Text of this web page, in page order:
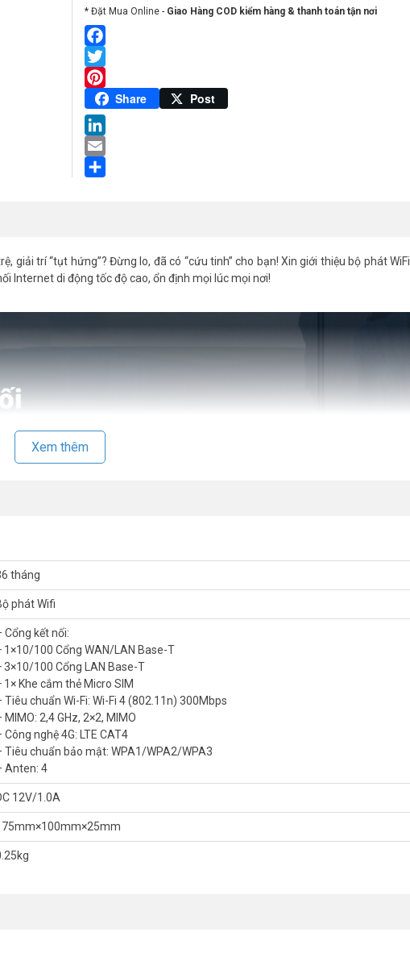
* Đặt Mua Online - Giao Hàng COD kiểm hàng & thanh toán tận nơi
Facebook
Twitter
Pinterest
Share Post
LinkedIn
Email
giải trí “tụt hứng”? Đừng lo, đã có “cứu tinh” cho bạn! Xin giới thiệu bộ phát WiFi
Internet di động tốc độ cao, ổn định mọi lúc mọi nơi!
sử dụng SIM 4G của thương hiệu Ruijie, thuộc nhóm Reyee và được tích hợp vào
quản lý thiết bị từ xa, kiểm soát lưu lượng truy cập và đảm bảo an ninh mạng.
hoặc cần kết nối internet di động như:
công việc quản lý, giám sát.
bị thông minh trong nông nghiệp.
bán hàng, quản lý đơn hàng.
những vùng sâu vùng xa, nơi chưa có hạ tầng mạng.
Xem thêm
tháng
phát Wifi
Cổng kết nối:
1×10/100 Cổng WAN/LAN Base-T
3×10/100 Cổng LAN Base-T
1× Khe cắm thẻ Micro SIM
Tiêu chuẩn Wi-Fi: Wi-Fi 4 (802.11n) 300Mbps
MIMO: 2,4 GHz, 2×2, MIMO
Công nghệ 4G: LTE CAT4
Tiêu chuẩn bảo mật: WPA1/WPA2/WPA3
Anten: 4
12V/1.0A